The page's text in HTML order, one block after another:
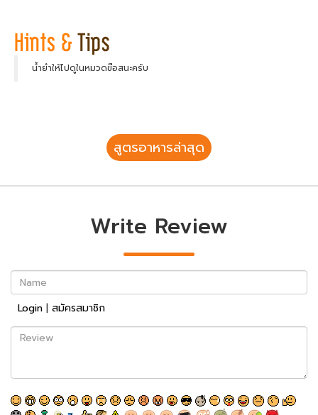
น้ำยำให้ไปดูในหมวดฃ๊อสนะครับ
สูตรอาหารล่าสุด
Write Review
Name
Login | สมัครสมาชิก
Review